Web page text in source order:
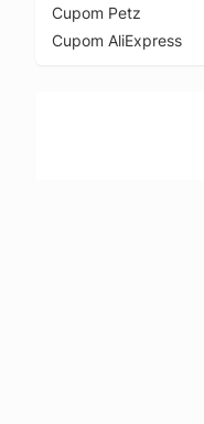
Cupom Petz
Cupom AliExpress